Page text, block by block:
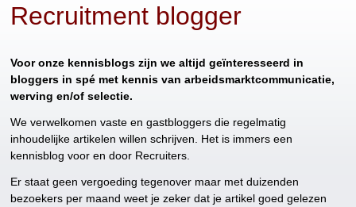
Recruitment blogger
Voor onze kennisblogs zijn we altijd geïnteresseerd in
bloggers in spé met kennis van arbeidsmarktcommunicatie,
werving en/of selectie.
We verwelkomen vaste en gastbloggers die regelmatig
inhoudelijke artikelen willen schrijven. Het is immers een
kennisblog voor en door Recruiters.
Er staat geen vergoeding tegenover maar met duizenden
bezoekers per maand weet je zeker dat je artikel goed gelezen